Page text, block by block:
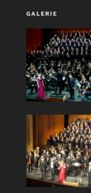
GALERIE